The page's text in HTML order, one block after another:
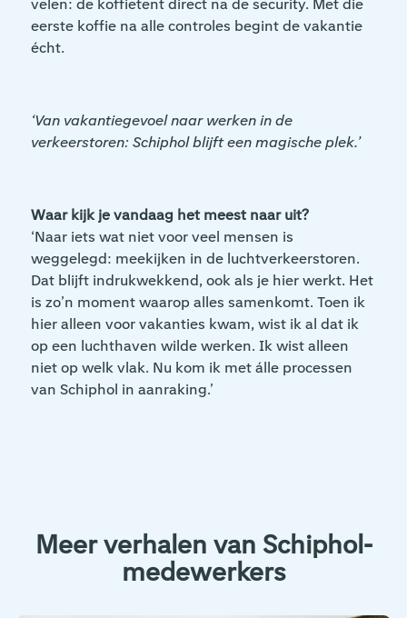
velen: de koffietent direct na de security. Met die
eerste koffie na alle controles begint de vakantie
écht.
‘Van vakantiegevoel naar werken in de
verkeerstoren: Schiphol blijft een magische plek.’
Waar kijk je vandaag het meest naar uit?
‘Naar iets wat niet voor veel mensen is
weggelegd: meekijken in de luchtverkeerstoren.
Dat blijft indrukwekkend, ook als je hier werkt. Het
is zo’n moment waarop alles samenkomt. Toen ik
hier alleen voor vakanties kwam, wist ik al dat ik
op een luchthaven wilde werken. Ik wist alleen
niet op welk vlak. Nu kom ik met álle processen
van Schiphol in aanraking.’
Meer verhalen van Schiphol-
medewerkers